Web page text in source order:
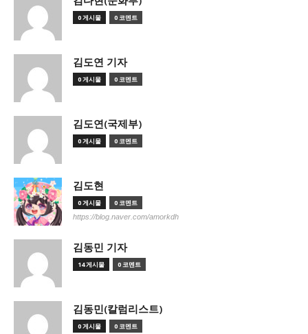
0 게시물 0 코멘트
김도연 기자
0 게시물 0 코멘트
김도연(국제부)
0 게시물 0 코멘트
김도현
0 게시물 0 코멘트
https://blog.naver.com/amorkdh
김동민 기자
14 게시물 0 코멘트
김동민(칼럼리스트)
0 게시물 0 코멘트